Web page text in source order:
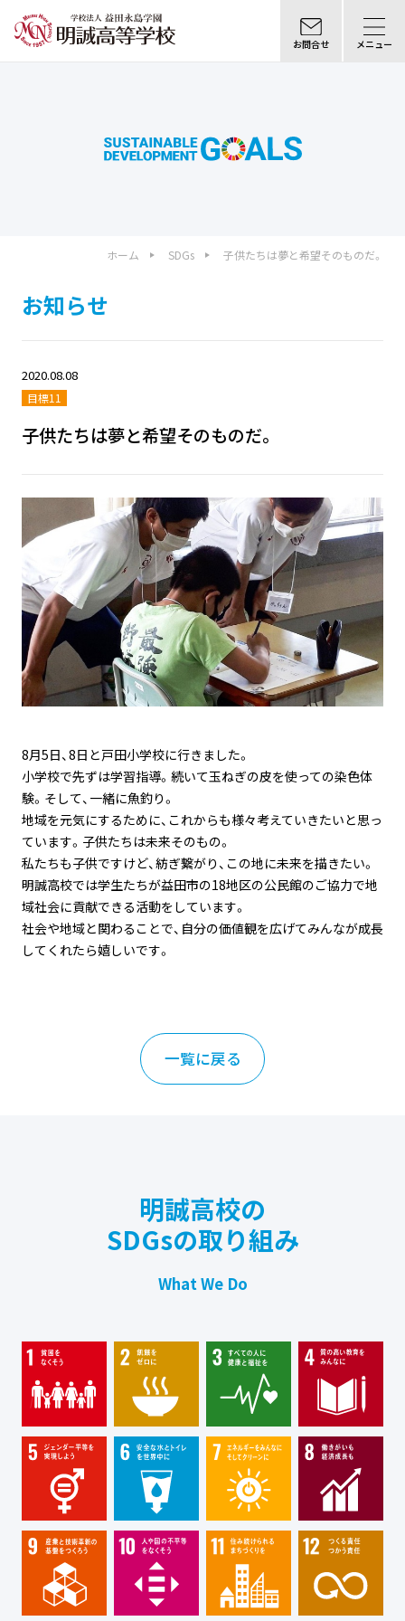
お問合せ メニュー
ホーム SDGs 子供たちは夢と希望そのものだ。
お知らせ
2020.08.08
目標11
子供たちは夢と希望そのものだ。
8月5日、8日と戸田小学校に行きました。
小学校で先ずは学習指導。続いて玉ねぎの皮を使っての染色体
験。そして、一緒に魚釣り。
地域を元気にするために、これからも様々考えていきたいと思っ
ています。子供たちは未来そのもの。
私たちも子供ですけど、紡ぎ繋がり、この地に未来を描きたい。
明誠高校では学生たちが益田市の18地区の公民館のご協力で地
域社会に貢献できる活動をしています。
社会や地域と関わることで、自分の価値観を広げてみんなが成長
してくれたら嬉しいです。
一覧に戻る
明誠高校の
SDGsの取り組み
What We Do